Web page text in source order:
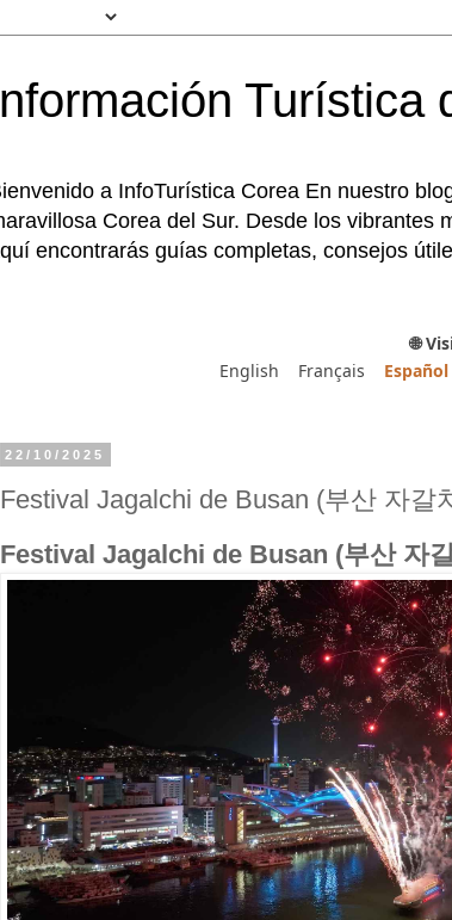
Turística
a InfoTurística Corea En nuestro
Corea del Sur. Desde los vibrantes
encontrarás guías completas, consejos
🌐
English
Français Español
22/10/2025
Festival Jagalchi de Busan (부산 자갈
Festival Jagalchi de Busan (부산 자